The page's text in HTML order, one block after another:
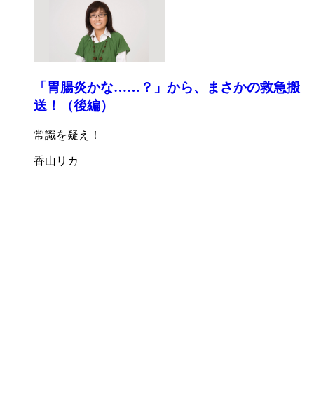
「胃腸炎かな……？」から、まさかの救急搬
送！（後編）
常識を疑え！
香山リカ